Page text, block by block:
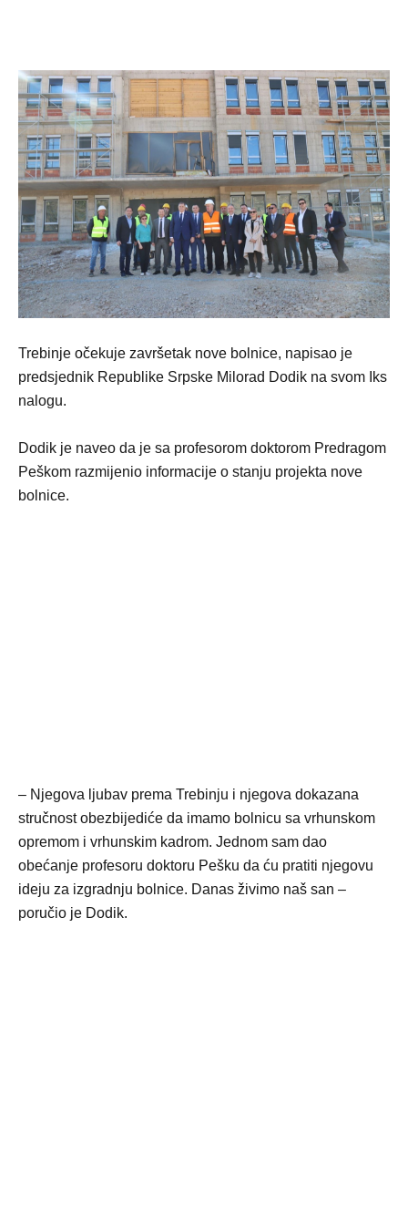
Trebinje očekuje završetak nove bolnice, napisao je
predsjednik Republike Srpske Milorad Dodik na svom Iks
nalogu.
Dodik je naveo da je sa profesorom doktorom Predragom
Peškom razmijenio informacije o stanju projekta nove
bolnice.
– Njegova ljubav prema Trebinju i njegova dokazana
stručnost obezbijediće da imamo bolnicu sa vrhunskom
opremom i vrhunskim kadrom. Jednom sam dao
obećanje profesoru doktoru Pešku da ću pratiti njegovu
ideju za izgradnju bolnice. Danas živimo naš san –
poručio je Dodik.